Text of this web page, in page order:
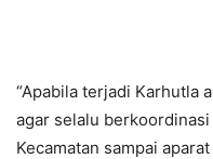
“Apabila terjadi Karhutla
agar selalu berkoordinasi
Kecamatan sampai